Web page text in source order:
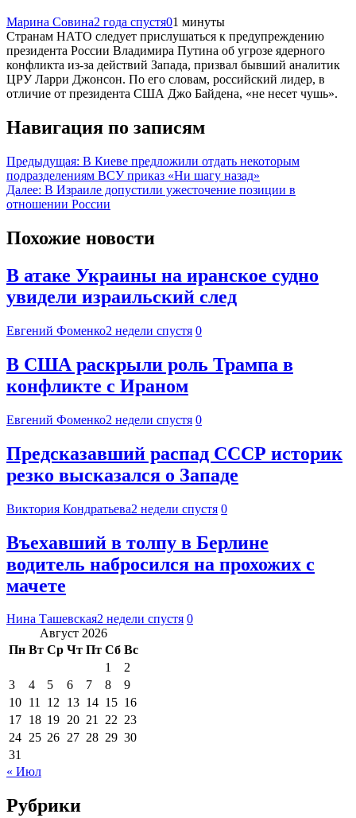
Марина Совина2 года спустя01 минуты
Странам НАТО следует прислушаться к предупреждению
президента России Владимира Путина об угрозе ядерного
конфликта из-за действий Запада, призвал бывший аналитик
ЦРУ Ларри Джонсон. По его словам, российский лидер, в
отличие от президента США Джо Байдена, «не несет чушь».
Навигация по записям
Предыдущая: В Киеве предложили отдать некоторым
подразделениям ВСУ приказ «Ни шагу назад»
Далее: В Израиле допустили ужесточение позиции в
отношении России
Похожие новости
В атаке Украины на иранское судно
увидели израильский след
Евгений Фоменко2 недели спустя 0
В США раскрыли роль Трампа в
конфликте с Ираном
Евгений Фоменко2 недели спустя 0
Предсказавший распад СССР историк
резко высказался о Западе
Виктория Кондратьева2 недели спустя 0
Въехавший в толпу в Берлине
водитель набросился на прохожих с
мачете
Нина Ташевская2 недели спустя 0
Август 2026
Пн Вт Ср Чт Пт Сб Вс
1
2
3
4 5 6 7 8
9
10 11 12 13 14 15 16
17 18 19 20 21 22 23
24 25 26 27 28 29 30
31
« Июл
Рубрики